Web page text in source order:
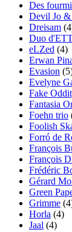
Des
Devil Jo &
Dreisam
Duo
eLZed (4)
Erwan
Evasion
Evelyne
Fake
Fantasia
Foehn trio
Foolish
Forró de
François
François
Frédéric
Gérard
Green
Grimme
Horla (4)
Jaal (4)